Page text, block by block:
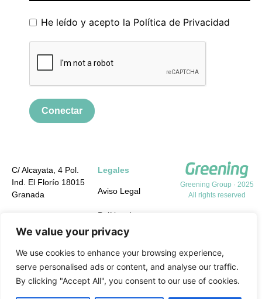
We value your privacy
We use cookies to enhance your browsing experience,
serve personalised ads or content, and analyse our traffic.
By clicking "Accept All", you consent to our use of cookies.
He leído y acepto la Política de Privacidad
Conectar
C/ Alcayata, 4 Pol.
Ind. El Florío 18015
Granada
info@greening-
group.com
Legales
Aviso Legal
Política de
Privacidad
Política de cookies
medio ambiente y
Greening Group · 2025
All rights reserved